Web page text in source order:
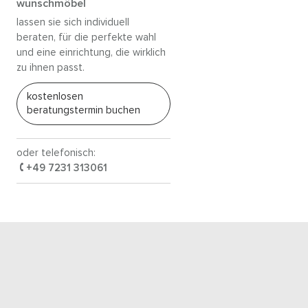
wunschmöbel
lassen sie sich individuell
beraten, für die perfekte wahl
und eine einrichtung, die wirklich
zu ihnen passt.
kostenlosen
beratungstermin buchen
oder telefonisch:
+49 7231 313061